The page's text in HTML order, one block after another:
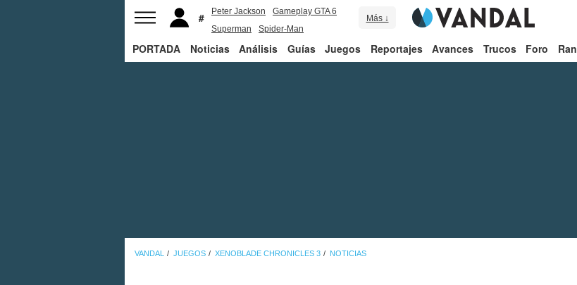
Peter Jackson
Gameplay GTA 6
Superman
Spider-Man
Más ↓
PORTADA Noticias Análisis Guías Juegos Reportajes Avances Trucos Foro
VANDAL JUEGOS XENOBLADE CHRONICLES 3 NOTICIAS